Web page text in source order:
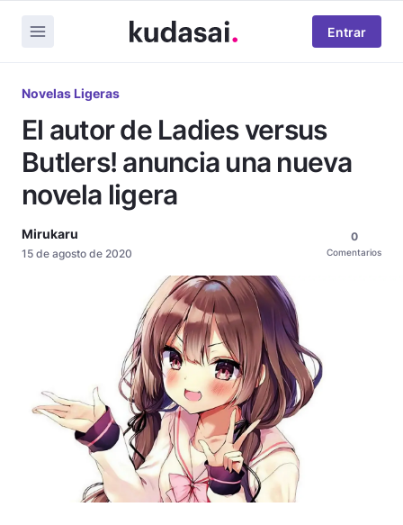
Entrar
Novelas Ligeras
El autor de Ladies versus
Butlers! anuncia una nueva
novela ligera
Mirukaru
15 de agosto de 2020
0
Comentarios